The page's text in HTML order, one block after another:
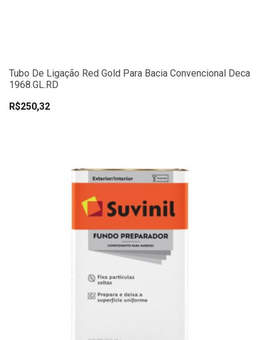
Tubo De Ligação Red Gold Para Bacia Convencional Deca
1968.GL.RD
R$250,32